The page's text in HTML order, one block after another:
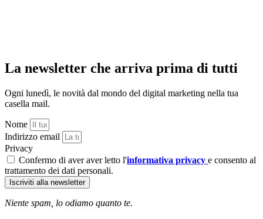
La newsletter che arriva prima di tutti
Ogni lunedì, le novità dal mondo del digital marketing nella tua
casella mail.
Nome
Indirizzo email
Privacy
Confermo di aver aver letto l'informativa privacy e consento al
trattamento dei dati personali.
Iscriviti alla newsletter
Niente spam, lo odiamo quanto te.